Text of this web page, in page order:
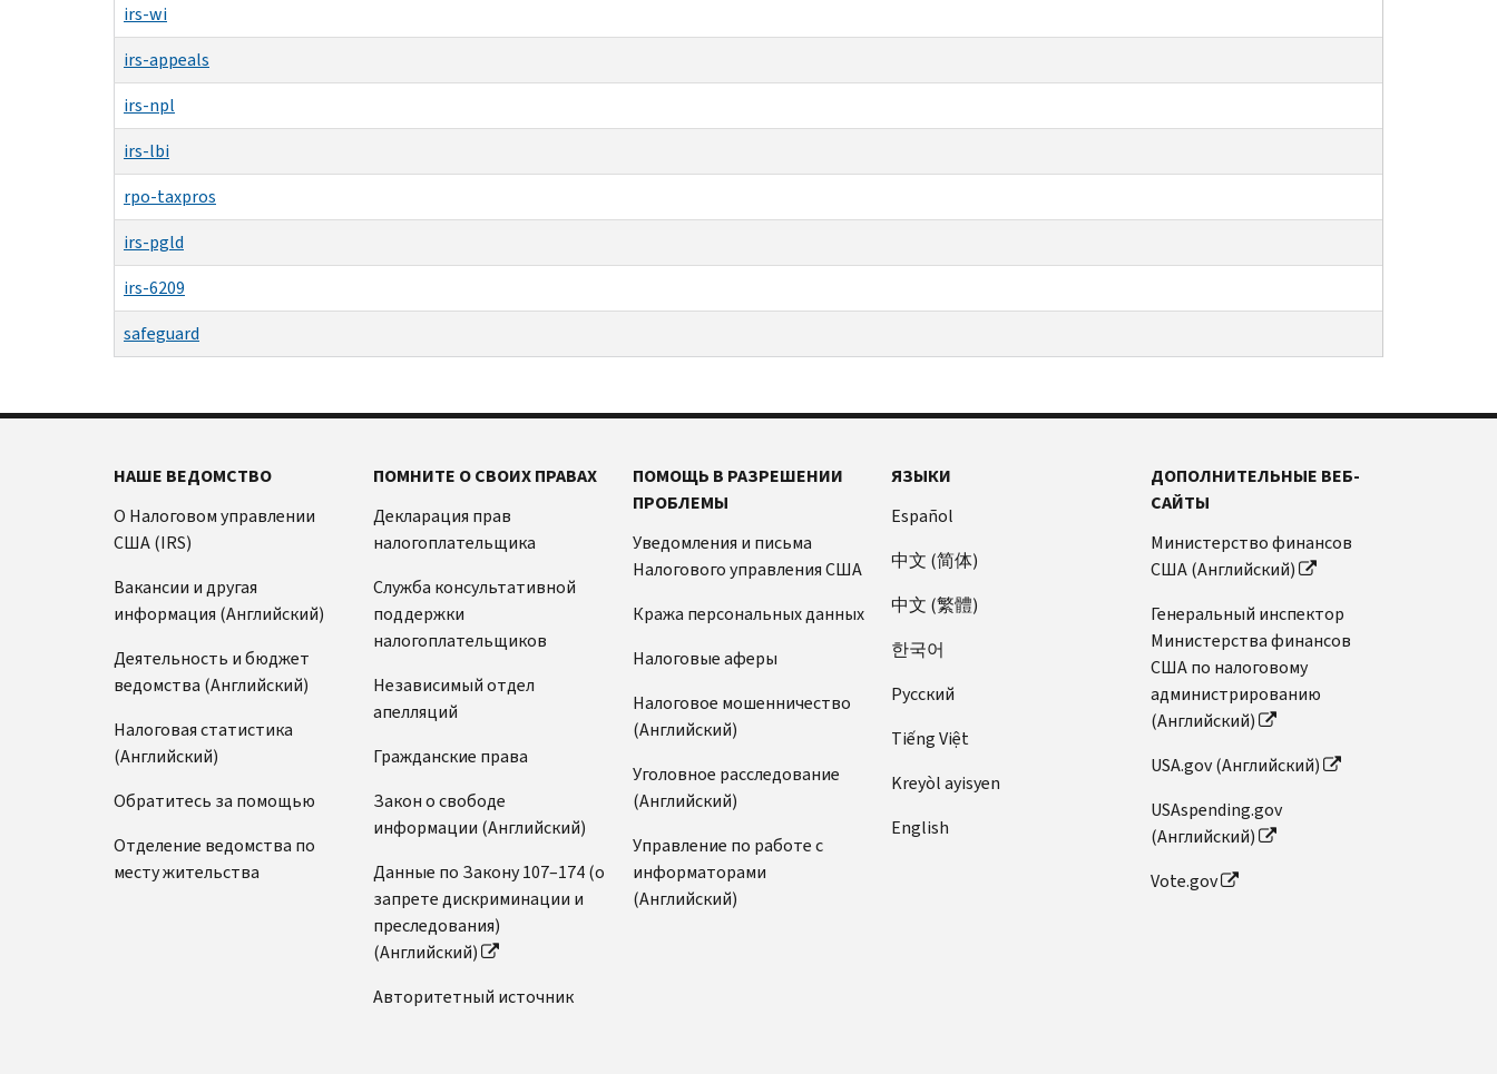
irs-wi
irs-appeals
irs-npl
irs-lbi
rpo-taxpros
irs-pgld
irs-6209
safeguard
НАШЕ ВЕДОМСТВО
О Налоговом управлении
США (IRS)
Вакансии и другая
информация (Английский)
Деятельность и бюджет
ведомства (Английский)
Налоговая статистика
(Английский)
Обратитесь за помощью
Отделение ведомства по
месту жительства
ПОМНИТЕ О СВОИХ ПРАВАХ
Декларация прав
налогоплательщика
Служба консультативной
поддержки
налогоплательщиков
Независимый отдел
апелляций
Гражданские права
Закон о свободе
информации (Английский)
Данные по Закону 107–174 (о
запрете дискриминации и
преследования)
(Английский)
Авторитетный источник
ПОМОЩЬ В РАЗРЕШЕНИИ
ПРОБЛЕМЫ
Уведомления и письма
Налогового управления США
Кража персональных данных
Налоговые аферы
Налоговое мошенничество
(Английский)
Уголовное расследование
(Английский)
Управление по работе с
информаторами
(Английский)
ЯЗЫКИ
Español
中文 (简体)
中文 (繁體)
한국어
Pусский
Tiếng Việt
Kreyòl ayisyen
English
ДОПОЛНИТЕЛЬНЫЕ ВЕБ-
САЙТЫ
Министерство финансов
США (Английский)
Генеральный инспектор
Министерства финансов
США по налоговому
администрированию
(Английский)
USA.gov (Английский)
USAspending.gov
(Английский)
Vote.gov